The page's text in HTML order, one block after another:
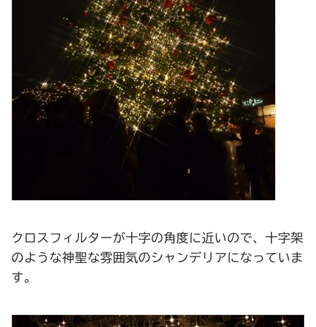
クロスフィルターが十字の角度に近いので、十字架
のような神聖な雰囲気のシャンデリアになっていま
す。